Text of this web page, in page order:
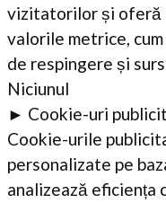
vizitatorilor și oferă
valorile metrice,
de respingere și
Niciunul
► Cookie-uri
Cookie-urile
personalizate pe
analizează eficiența